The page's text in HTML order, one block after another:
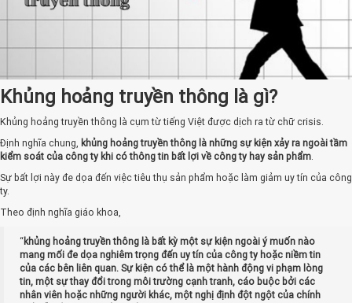
Khủng hoảng truyền thông là gì?
Khủng hoảng truyền thông là cụm từ tiếng Việt được dịch ra từ chữ crisis.
Định nghĩa chung, khủng hoảng truyền thông là những sự kiện xảy ra ngoài tầm
kiểm soát của công ty khi có thông tin bất lợi về công ty hay sản phẩm.
Sự bất lợi này đe dọa đến việc tiêu thụ sản phẩm hoặc làm giảm uy tín của công
ty.
Theo định nghĩa giáo khoa,
“khủng hoảng truyền thông là bất kỳ một sự kiện ngoài ý muốn nào
mang mối đe dọa nghiêm trọng đến uy tín của công ty hoặc niềm tin
của các bên liên quan. Sự kiện có thể là một hành động vi phạm lòng
tin, một sự thay đổi trong môi trường cạnh tranh, cáo buộc bởi các
nhân viên hoặc những người khác, một nghị định đột ngột của chính